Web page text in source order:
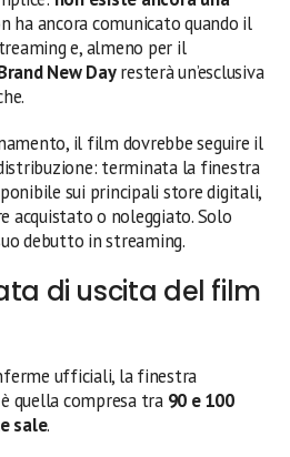
ha ancora comunicato quando il
e, almeno per il
New Dayresterà un’esclusiva
il film dovrebbe seguire il
terminata la finestra
sui principali store digitali,
acquistato o noleggiato. Solo
debutto in streaming.
di uscita del film
ufficiali, la finestra
quella compresa tra 90 e 100
sale.